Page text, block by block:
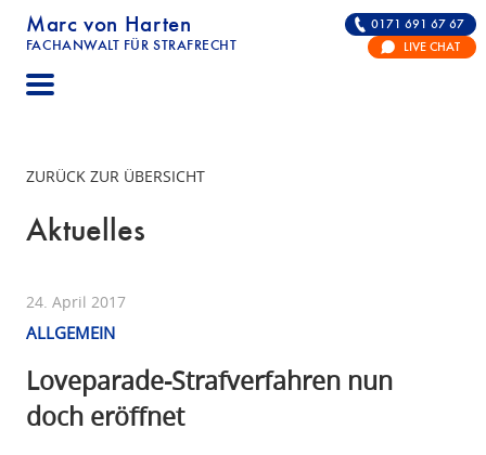
Marc von Harten
FACHANWALT FÜR STRAFRECHT
STRAFRECHT | RECHTSANWALT FÜR DIE
0171 691 67 67
LIVE CHAT
ZURÜCK ZUR ÜBERSICHT
Aktuelles
24. April 2017
ALLGEMEIN
Loveparade-Strafverfahren nun
doch eröffnet